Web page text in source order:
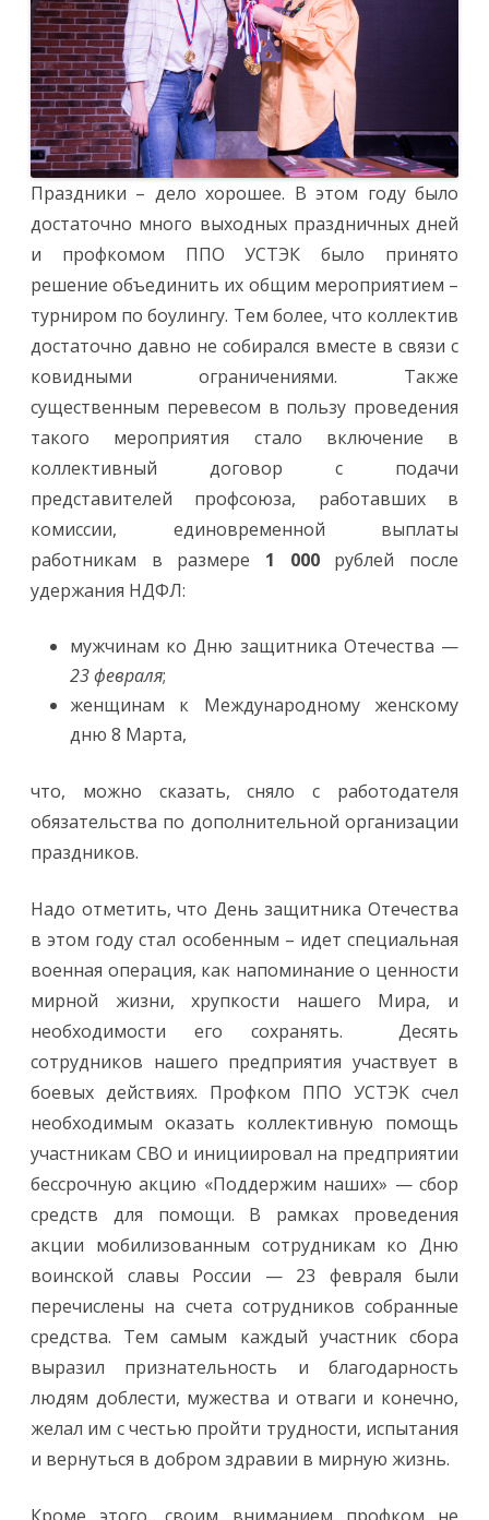
Праздники – дело хорошее. В этом году было
достаточно много выходных праздничных дней
и профкомом ППО УСТЭК было принято
решение объединить их общим мероприятием –
турниром по боулингу. Тем более, что коллектив
достаточно давно не собирался вместе в связи с
ковидными ограничениями. Также
существенным перевесом в пользу проведения
такого мероприятия стало включение в
коллективный договор с подачи
представителей профсоюза, работавших в
комиссии, единовременной выплаты
работникам в размере 1 000 рублей после
удержания НДФЛ:
мужчинам ко Дню защитника Отечества —
23 февраля;
женщинам к Международному женскому
дню 8 Марта,
что, можно сказать, сняло с работодателя
обязательства по дополнительной организации
праздников.
Надо отметить, что День защитника Отечества
в этом году стал особенным – идет специальная
военная операция, как напоминание о ценности
мирной жизни, хрупкости нашего Мира, и
необходимости его сохранять. Десять
сотрудников нашего предприятия участвует в
боевых действиях. Профком ППО УСТЭК счел
необходимым оказать коллективную помощь
участникам СВО и инициировал на предприятии
бессрочную акцию «Поддержим наших» — сбор
средств для помощи. В рамках проведения
акции мобилизованным сотрудникам ко Дню
воинской славы России — 23 февраля были
перечислены на счета сотрудников собранные
средства. Тем самым каждый участник сбора
выразил признательность и благодарность
людям доблести, мужества и отваги и конечно,
желал им с честью пройти трудности, испытания
и вернуться в добром здравии в мирную жизнь.